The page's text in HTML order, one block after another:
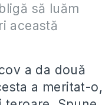
să luăm
această
a da două
a meritat-o,